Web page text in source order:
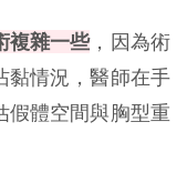
複雜一些，因為術
黏情況，醫師在手
假體空間與胸型重